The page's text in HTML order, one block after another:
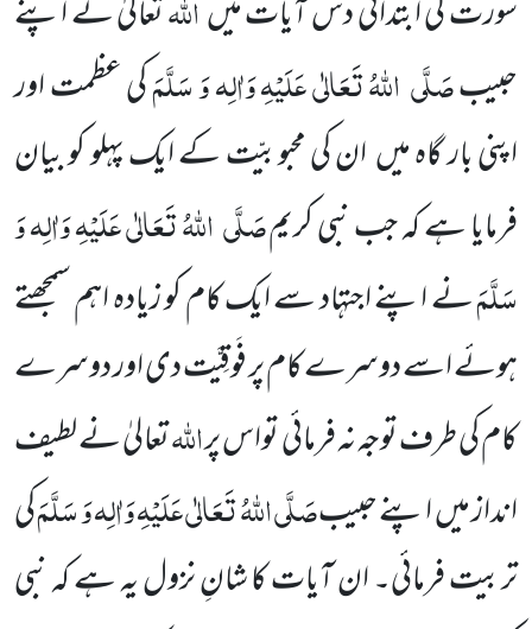
سورت کی ابتدائی دس آیات میں
تعالیٰ نے اپنے
حبیبصَلَّی اللّٰہُ تَعَالٰی عَلَیْہِ وَاٰلِہ وَ سَلَّمَکی عظمت اور
اپنی بار گاہ میںان کی محبوبیّت کے ایک پہلو کو بیان
فرمایاہے کہ جب نبی کریمصَلَّیاللّٰہُ تَعَالٰی عَلَیْہِ وَاٰلِہ وَ
سَلَّمَنے اپنے اجتہاد سے ایک کام کو زیادہ اہم سمجھتے
ہوئے اسے دوسرے کام پر فَوقِیَّت دی اور دوسرے
کام کی طرف توجہ نہ فرمائی تواس پراللّٰہتعالیٰ نے لطیف
انداز میںاپنے حبیبصَلَّی اللّٰہُ تَعَالٰی عَلَیْہِ وَاٰلِہ وَ سَلَّمَکی
تربیتفرمائی۔ ان آیات کاشانِ نزول یہ ہے کہ نبی